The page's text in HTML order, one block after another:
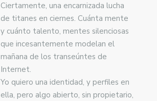
Ciertamente, una encarnizada lucha
de titanes en ciernes. Cuánta mente
y cuánto talento, mentes silenciosas
que incesantemente modelan el
mañana de los transeúntes de
Internet.
Yo quiero una identidad, y perfiles en
ella, pero algo abierto, sin propietario,